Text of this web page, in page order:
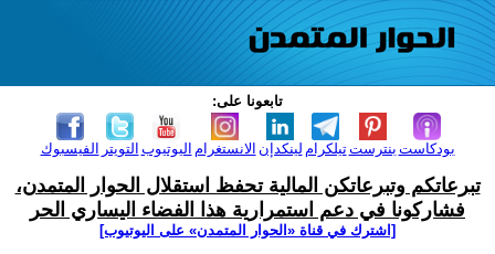
تابعونا على:
الفيسبوك التويتر اليوتيوب الانستغرام لينكدإن تيلكرامبنترست بودكاست
تبرعاتكم وتبرعاتكن المالية تحفظ استقلال الحوار المتمدن،
فشاركونا في دعم استمرارية هذا الفضاء اليساري الحر
[اشترك في قناة ‫«الحوار المتمدن» على اليوتيوب]